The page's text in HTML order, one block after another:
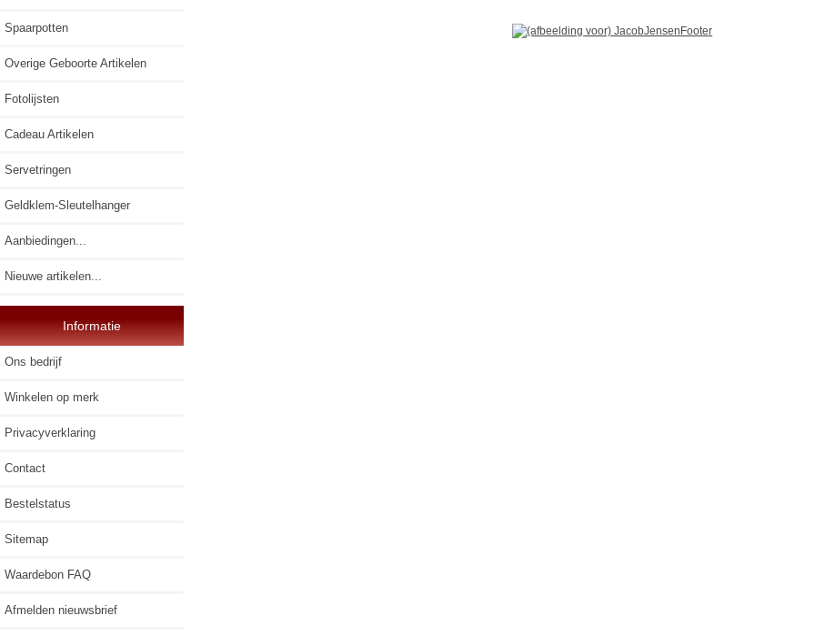
Spaarpotten
Overige Geboorte Artikelen
Fotolijsten
Cadeau Artikelen
Servetringen
Geldklem-Sleutelhanger
Aanbiedingen...
Nieuwe artikelen...
Informatie
Ons bedrijf
Winkelen op merk
Privacyverklaring
Contact
Bestelstatus
Sitemap
Waardebon FAQ
Afmelden nieuwsbrief